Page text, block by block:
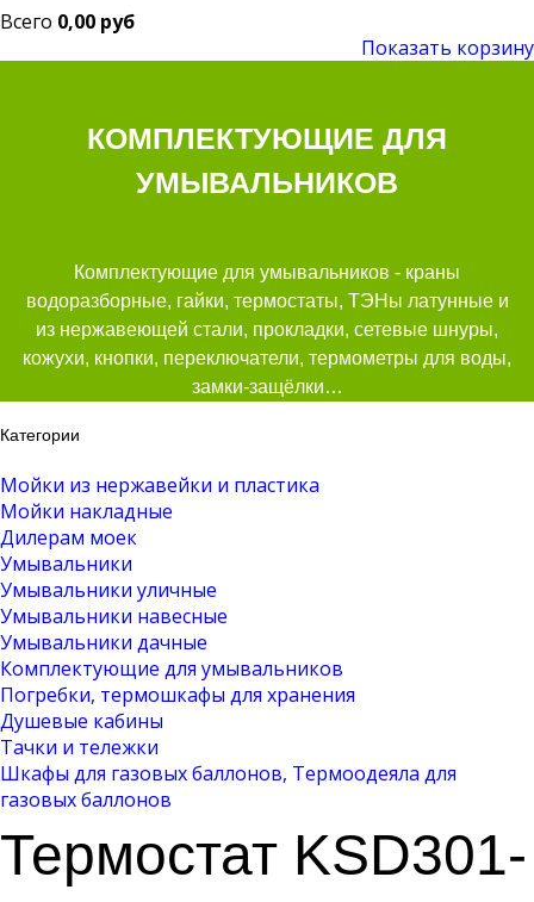
Всего 0,00 руб
Показать корзину
КОМПЛЕКТУЮЩИЕ ДЛЯ
УМЫВАЛЬНИКОВ
Комплектующие для умывальников - краны
водоразборные, гайки, термостаты, ТЭНы латунные и
из нержавеющей стали, прокладки, сетевые шнуры,
кожухи, кнопки, переключатели, термометры для воды,
замки-защёлки…
Категории
Мойки из нержавейки и пластика
Мойки накладные
Дилерам моек
Умывальники
Умывальники уличные
Умывальники навесные
Умывальники дачные
Комплектующие для умывальников
Погребки, термошкафы для хранения
Душевые кабины
Тачки и тележки
Шкафы для газовых баллонов, Термоодеяла для
газовых баллонов
Термостат KSD301-